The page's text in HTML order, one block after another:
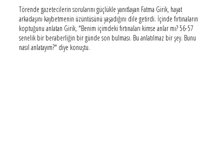
Törende gazetecilerin sorularını güçlükle yanıtlayan Fatma Girik, hayat
arkadaşını kaybetmenin üzüntüsünü yaşadığını dile getirdi. İçinde fırtınaların
koptuğunu anlatan Girik, "Benim içimdeki fırtınaları kimse anlar mı? 56-57
senelik bir beraberliğin bir günde son bulması. Bu anlatılmaz bir şey. Bunu
nasıl anlatayım?" diye konuştu.